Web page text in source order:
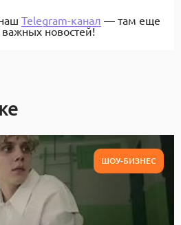
Telegram-канал — там еще
новостей!
ШОУ-БИЗНЕС